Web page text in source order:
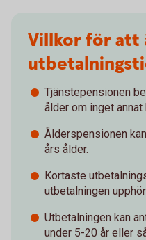
Villkor för att
Tjänstepensionen
ålder om inget annat
Ålderspensionen
års ålder.
Kortaste
utbetalningen
Utbetalningen kan
under 5-20 år eller